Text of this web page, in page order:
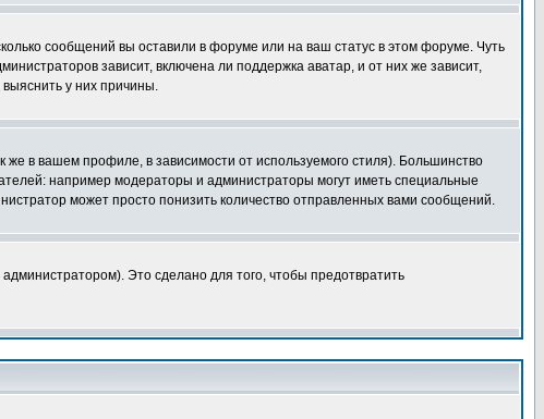
сообщений вы оставили в форуме или на ваш статус в этом форуме. Чуть
зависит, включена ли поддержка аватар, и от них же зависит,
у них причины.
в вашем профиле, в зависимости от используемого стиля). Большинство
например модераторы и администраторы могут иметь специальные
может просто понизить количество отправленных вами сообщений.
Это сделано для того, чтобы предотвратить